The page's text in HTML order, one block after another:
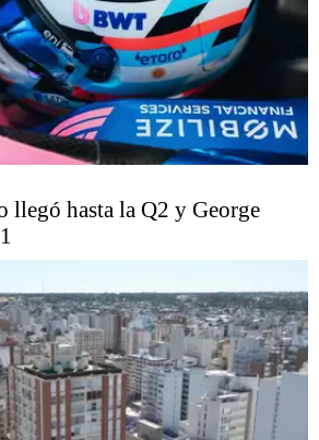
llegó hasta la Q2 y George